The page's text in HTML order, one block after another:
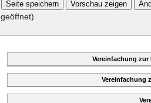
geöffnet)
Vereinfachung
Vereinfachung